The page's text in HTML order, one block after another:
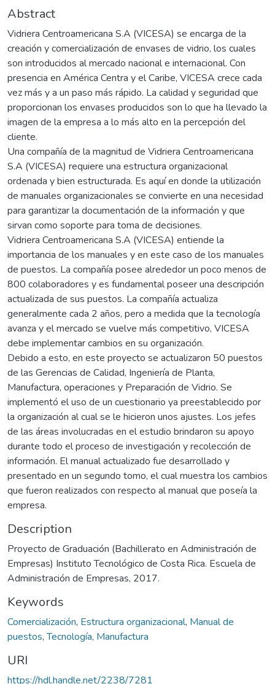
Abstract
Vidriera Centroamericana S.A (VICESA) se encarga de la
creación y comercialización de envases de vidrio, los cuales
son introducidos al mercado nacional e internacional. Con
presencia en América Centra y el Caribe, VICESA crece cada
vez más y a un paso más rápido. La calidad y seguridad que
proporcionan los envases producidos son lo que ha llevado la
imagen de la empresa a lo más alto en la percepción del
cliente.
Una compañía de la magnitud de Vidriera Centroamericana
S.A (VICESA) requiere una estructura organizacional
ordenada y bien estructurada. Es aquí en donde la utilización
de manuales organizacionales se convierte en una necesidad
para garantizar la documentación de la información y que
sirvan como soporte para toma de decisiones.
Vidriera Centroamericana S.A (VICESA) entiende la
importancia de los manuales y en este caso de los manuales
de puestos. La compañía posee alrededor un poco menos de
800 colaboradores y es fundamental poseer una descripción
actualizada de sus puestos. La compañía actualiza
generalmente cada 2 años, pero a medida que la tecnología
avanza y el mercado se vuelve más competitivo, VICESA
debe implementar cambios en su organización.
Debido a esto, en este proyecto se actualizaron 50 puestos
de las Gerencias de Calidad, Ingeniería de Planta,
Manufactura, operaciones y Preparación de Vidrio. Se
implementó el uso de un cuestionario ya preestablecido por
la organización al cual se le hicieron unos ajustes. Los jefes
de las áreas involucradas en el estudio brindaron su apoyo
durante todo el proceso de investigación y recolección de
información. El manual actualizado fue desarrollado y
presentado en un segundo tomo, el cual muestra los cambios
que fueron realizados con respecto al manual que poseía la
empresa.
Description
Proyecto de Graduación (Bachillerato en Administración de
Empresas) Instituto Tecnológico de Costa Rica. Escuela de
Administración de Empresas, 2017.
Keywords
Comercialización, Estructura organizacional, Manual de
puestos,Tecnología, Manufactura
URI
https://hdl.handle.net/2238/7281